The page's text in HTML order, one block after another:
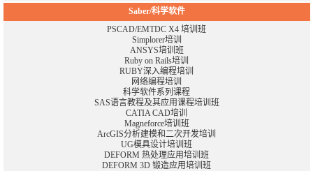
Saber/科学软件
PSCAD/EMTDC X4 培训班
Simplorer培训
ANSYS培训班
Ruby on Rails培训
RUBY深入编程培训
网络编程培训
科学软件系列课程
SAS语言教程及其应用课程培训班
CATIA CAD培训
Magneforce培训班
ArcGIS分析建模和二次开发培训
UG模具设计培训班
DEFORM 热处理应用培训班
DEFORM 3D 锻造应用培训班